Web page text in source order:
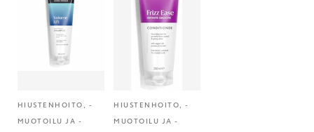
HIUSTENHOITO, -
MUOTOILU JA -
HIUSTENHOITO, -
MUOTOILU JA -